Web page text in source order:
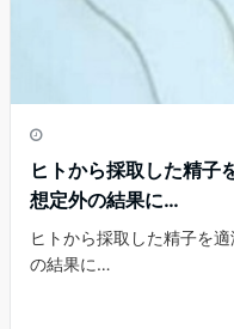
ヒトから採取した精子
想定外の結果に…
ヒトから採取した精子を
の結果に…